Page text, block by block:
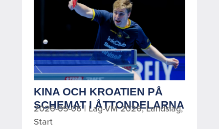
KINA OCH KROATIEN PÅ
SCHEMAT I ÅTTONDELARNA
2026-05-06| Lag-VM 2026,Landslag,
Start